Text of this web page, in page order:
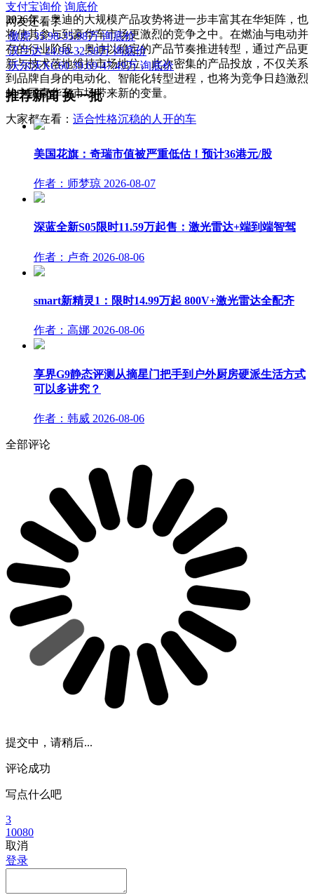
2026年，奥迪的大规模产品攻势将进一步丰富其在华矩阵，也
将使其参与到豪华车市场更激烈的竞争之中。在燃油与电动并
存的行业阶段，奥迪以稳定的产品节奏推进转型，通过产品更
新与技术落地维持市场地位。此次密集的产品投放，不仅关系
到品牌自身的电动化、智能化转型进程，也将为竞争日趋激烈
的中国豪华车市场带来新的变量。
大家都在看： 适合性格沉稳的人开的车
支付宝询价 询底价
网友还看了
傲虎 35.98-35.98万 询底价
汉兰达 24.98-32.58万 询底价
沃尔沃XC60 39.69-47.49万 询底价
推荐新闻换一批
美国花旗：奇瑞市值被严重低估！预计36港元/股
作者：师梦琼 2026-08-07
深蓝全新S05限时11.59万起售：激光雷达+端到端智驾
作者：卢奇 2026-08-06
smart新精灵1：限时14.99万起 800V+激光雷达全配齐
作者：高娜 2026-08-06
享界G9静态评测从摘星门把手到户外厨房硬派生活方式
可以多讲究？
作者：韩威 2026-08-06
全部评论
提交中，请稍后...
评论成功
写点什么吧
3
10080
取消
登录